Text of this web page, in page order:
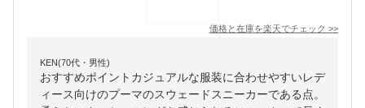
価格と在庫を楽天でチェック >>
KEN(70代・男性)
おすすめポイントカジュアルな服装に合わせやすいレデ
ィース向けのプーマのスウェードスニーカーである点。